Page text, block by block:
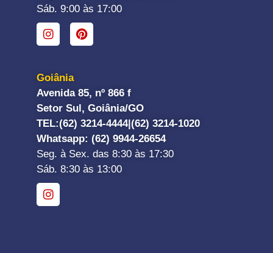
Sáb. 9:00 às 17:00
Goiânia
Avenida 85, nº 866 f
Setor Sul, Goiânia/GO
TEL:(62) 3214-4444|(62) 3214-1020
Whatsapp: (62) 9944-26654
Seg. à Sex. das 8:30 às 17:30
Sáb. 8:30 às 13:00